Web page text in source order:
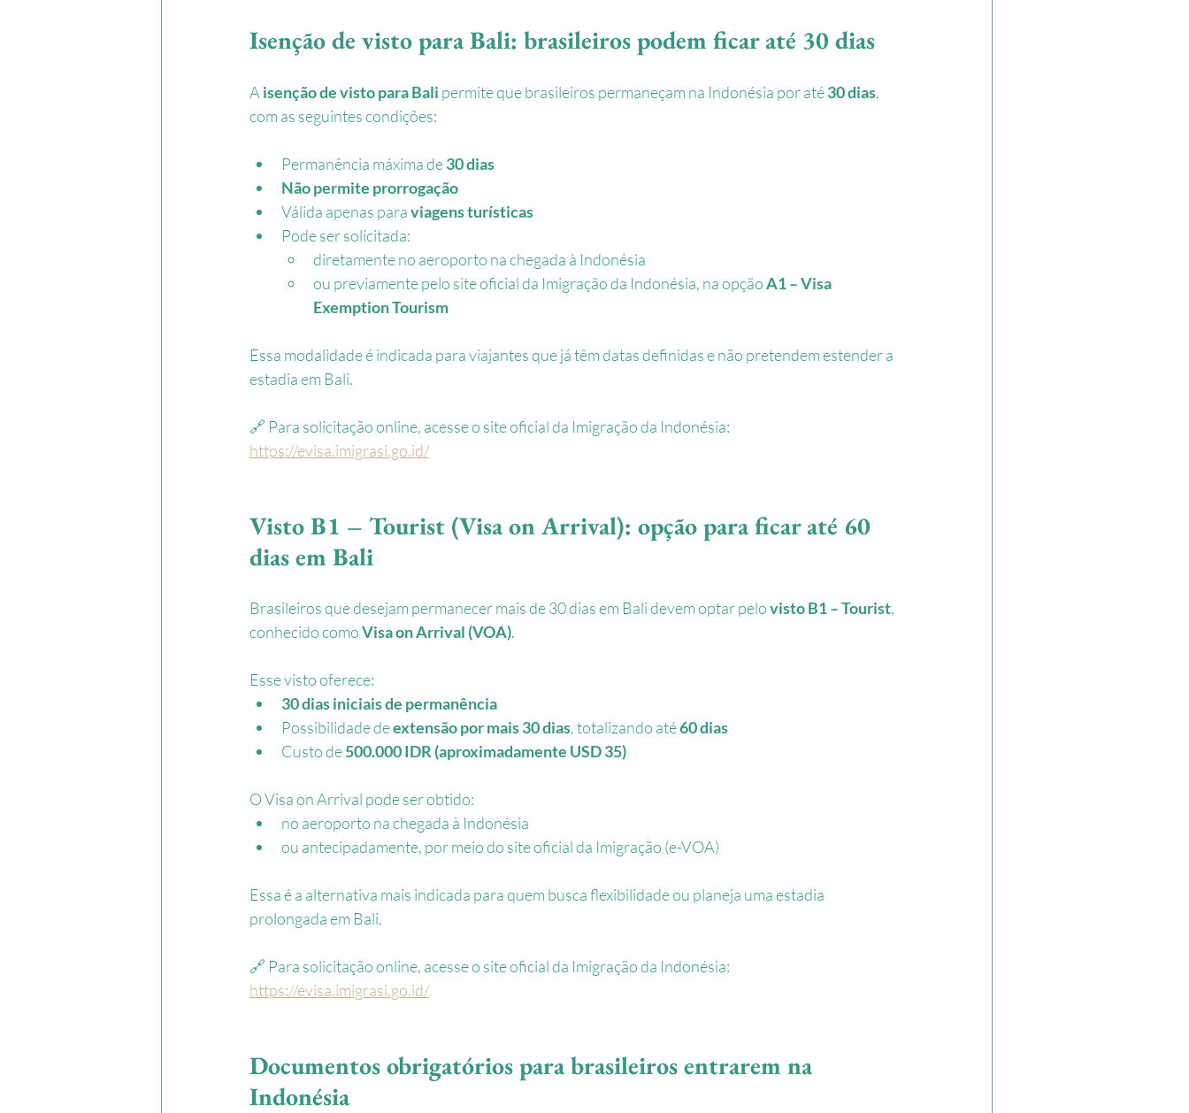
Isenção de visto para Bali: brasileiros podem ficar até 30 dias
A isenção de visto para Bali permite que brasileiros permaneçam na Indonésia por até 30 dias,
com as seguintes condições:
Permanência máxima de 30 dias
Não permite prorrogação
Válida apenas para viagens turísticas
Pode ser solicitada:
diretamente no aeroporto na chegada à Indonésia
ou previamente pelo site oficial da Imigração da Indonésia, na opção A1 – Visa
Exemption Tourism
Essa modalidade é indicada para viajantes que já têm datas definidas e não pretendem estender a
estadia em Bali.
🔗 Para solicitação online, acesse o site oficial da Imigração da Indonésia:
https://evisa.imigrasi.go.id/
Visto B1 – Tourist (Visa on Arrival): opção para ficar até 60
dias em Bali
Brasileiros que desejam permanecer mais de 30 dias em Bali devem optar pelo visto B1 – Tourist,
conhecido como Visa on Arrival (VOA).
Esse visto oferece:
30 dias iniciais de permanência
Possibilidade de extensão por mais 30 dias, totalizando até 60 dias
Custo de 500.000 IDR (aproximadamente USD 35)
O Visa on Arrival pode ser obtido:
no aeroporto na chegada à Indonésia
ou antecipadamente, por meio do site oficial da Imigração (e-VOA)
Essa é a alternativa mais indicada para quem busca flexibilidade ou planeja uma estadia
prolongada em Bali.
🔗 Para solicitação online, acesse o site oficial da Imigração da Indonésia:
https://evisa.imigrasi.go.id/
Documentos obrigatórios para brasileiros entrarem na
Indonésia